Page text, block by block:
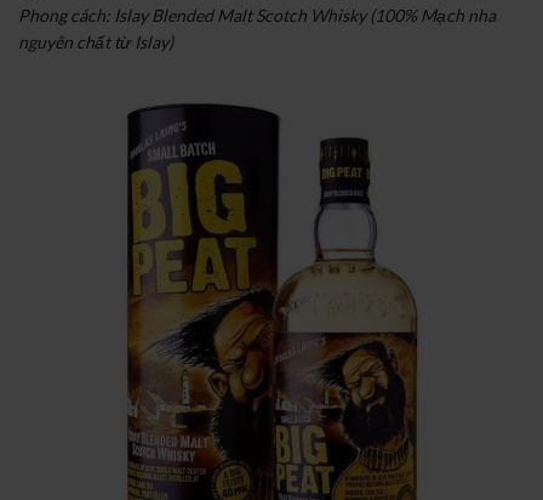
Phong cách: Islay Blended Malt Scotch Whisky (100% Mạch nha
nguyên chất từ Islay)